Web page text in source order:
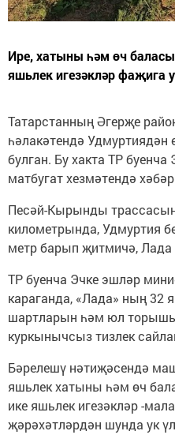
Ире, хатыны һәм өч
яшьлек игезәкләр фаҗига
Татарстанның Әгерҗе
һәлакәтендә Удмуртиядән
булган. Бу хакта ТР
матбугат хезмәтендә
Песәй-Кырынды
километрында, Удмуртия
метр барып җитмичә,
ТР буенча Эчке эшләр
караганда, «Лада» ның 32
шартларын һәм юл
куркынычсыз тизлек
Бәрелешү нәтиҗәсендә
яшьлек хатыны һәм өч
ике яшьлек игезәкләр -
җәрәхәтләрдән шунда ук